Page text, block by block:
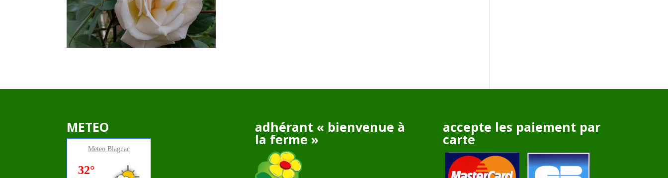
METEO
MeteoBlagnac
adhérant « bienvenue à
la ferme »
accepte les paiement par
carte